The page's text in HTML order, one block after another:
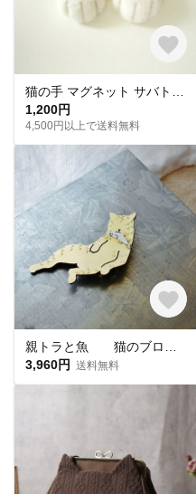
1,200円
4,500円以上で送料無料
3,960円 送料無料